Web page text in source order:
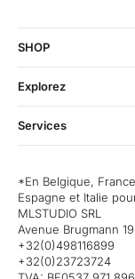
SHOP
Explorez
Services
*En Belgique,
Espagne et Italie
MLSTUDIO SRL
Avenue Brugmann
+32(0)498116899
+32(0)23723724